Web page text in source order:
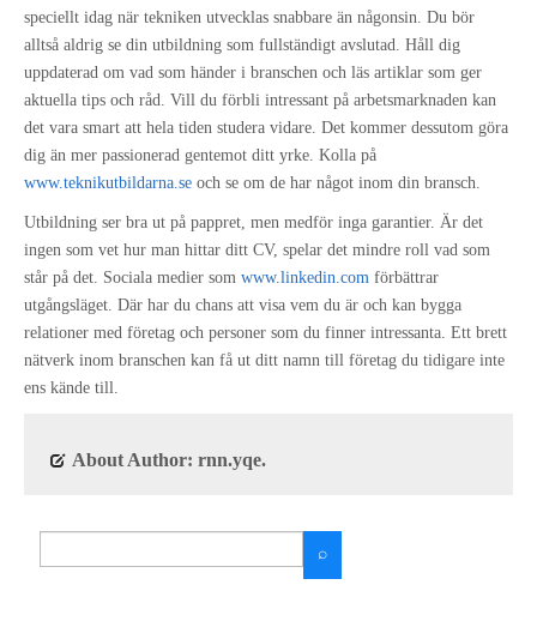
speciellt idag när tekniken utvecklas snabbare än någonsin. Du bör
alltså aldrig se din utbildning som fullständigt avslutad. Håll dig
uppdaterad om vad som händer i branschen och läs artiklar som ger
aktuella tips och råd. Vill du förbli intressant på arbetsmarknaden kan
det vara smart att hela tiden studera vidare. Det kommer dessutom göra
dig än mer passionerad gentemot ditt yrke. Kolla på
www.teknikutbildarna.se och se om de har något inom din bransch.
Utbildning ser bra ut på pappret, men medför inga garantier. Är det
ingen som vet hur man hittar ditt CV, spelar det mindre roll vad som
står på det. Sociala medier som www.linkedin.com förbättrar
utgångsläget. Där har du chans att visa vem du är och kan bygga
relationer med företag och personer som du finner intressanta. Ett brett
nätverk inom branschen kan få ut ditt namn till företag du tidigare inte
ens kände till.
About Author: rnn.yqe.